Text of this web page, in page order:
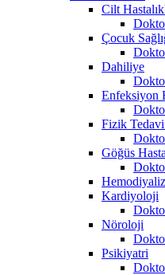
Cilt
Çocuk
Dahiliye
Enfeksiyon
Fizik
Göğüs
Hemodiyaliz
Kardiyoloji
Nöroloji
Psikiyatri